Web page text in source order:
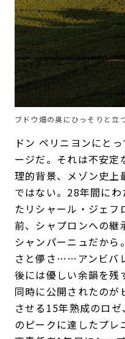
ブドウ畑の奥にひっそりと立
ドン ペリニヨンにと
ージだ。それは不安定
理的背景、メゾン史上
ではない。28年間に
たリシャール・ジェ
前、シャプロンへの継
シャンパーニュだから
さと儚さ……アンビバ
後には優しい余韻を残
同時に公開されたのが
させる15年熟成のロ
のピークに達したプレ